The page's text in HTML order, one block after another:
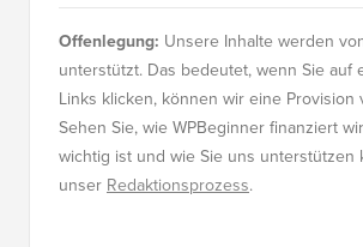
Offenlegung: Unsere Inhalte werden
unterstützt. Das bedeutet, wenn Sie auf
Links klicken, können wir eine Provision
Sehen Sie, wie WPBeginner finanziert
wichtig ist und wie Sie uns unterstützen
unser Redaktionsprozess.